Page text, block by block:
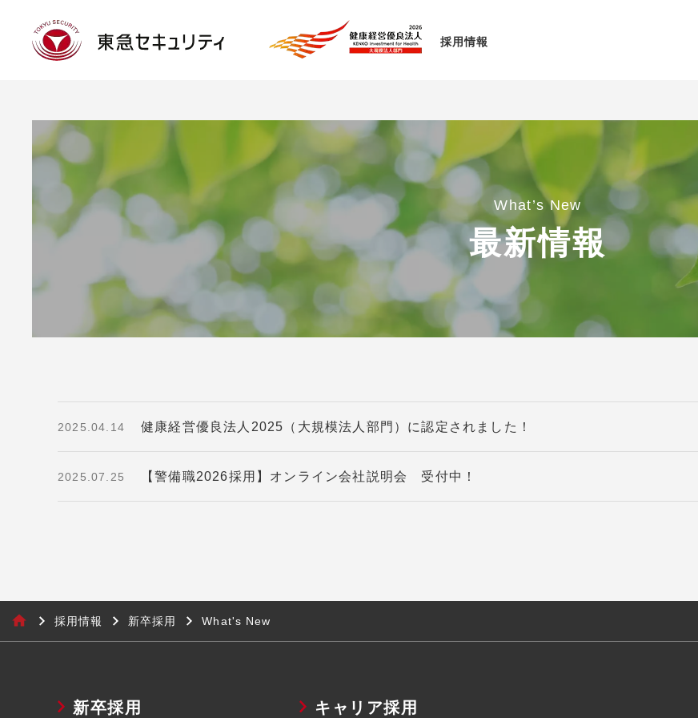
採用情報
What’s New
最新情報
2025.04.14 健康経営優良法人2025（大規模法人部門）に認定されました！
2025.07.25 【警備職2026採用】オンライン会社説明会 受付中！
採用情報 新卒採用 What's New
新卒採用 キャリア採用